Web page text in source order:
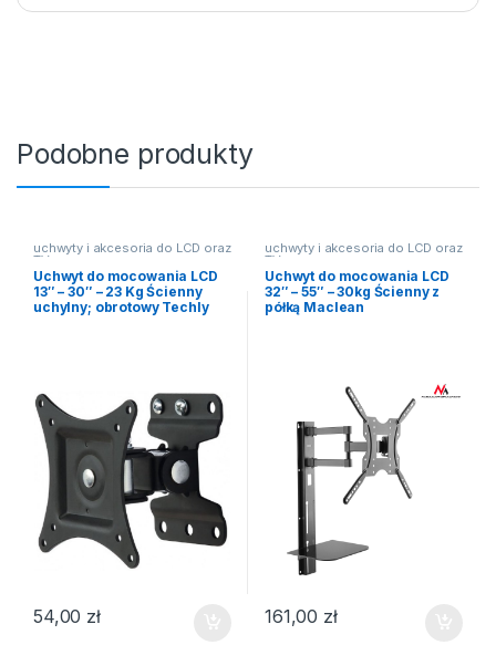
Podobne produkty
uchwyty i akcesoria do LCD oraz
TV
Uchwyt do mocowania LCD
13″ – 30″ – 23 Kg Ścienny
uchylny; obrotowy Techly
54,00 zł
uchwyty i akcesoria do LCD oraz
TV
Uchwyt do mocowania LCD
32″ – 55″ – 30kg Ścienny z
półką Maclean
161,00 zł